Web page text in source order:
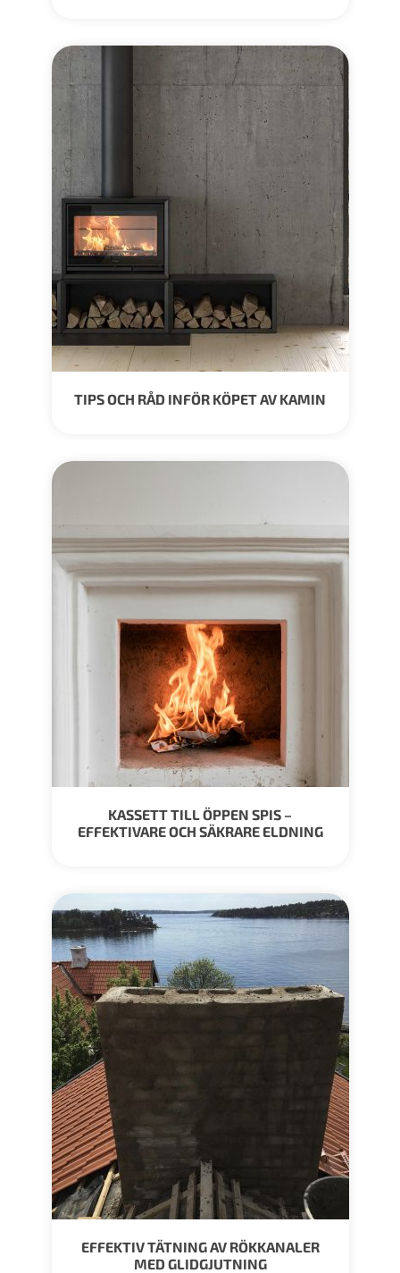
TIPS OCH RÅD INFÖR KÖPET AV KAMIN
KASSETT TILL ÖPPEN SPIS –
EFFEKTIVARE OCH SÄKRARE ELDNING
EFFEKTIV TÄTNING AV RÖKKANALER
MED GLIDGJUTNING